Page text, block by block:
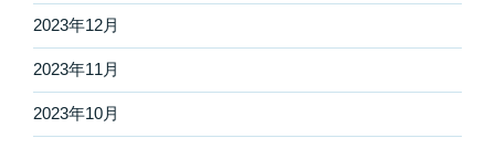
2023年12月
2023年11月
2023年10月